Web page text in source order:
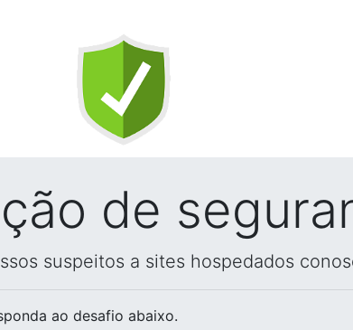
de
suspeitos a sites hospedados
ao desafio abaixo.